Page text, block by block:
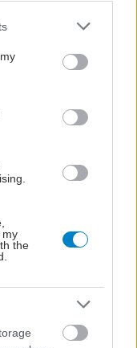
or more Google
You may click to
third-party tags to
in below Google
my
the